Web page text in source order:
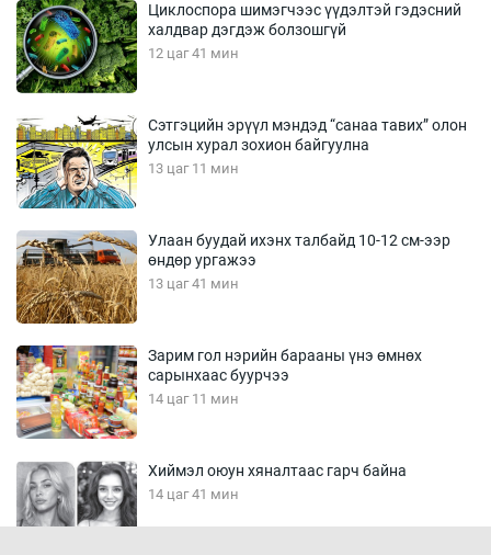
Циклоспора шимэгчээс үүдэлтэй гэдэсний
халдвар дэгдэж болзошгүй
12 цаг 41 мин
Сэтгэцийн эрүүл мэндэд “санаа тавих” олон
улсын хурал зохион байгуулна
13 цаг 11 мин
Улаан буудай ихэнх талбайд 10-12 см-ээр
өндөр ургажээ
13 цаг 41 мин
Зарим гол нэрийн барааны үнэ өмнөх
сарынхаас буурчээ
14 цаг 11 мин
Хиймэл оюун хяналтаас гарч байна
14 цаг 41 мин